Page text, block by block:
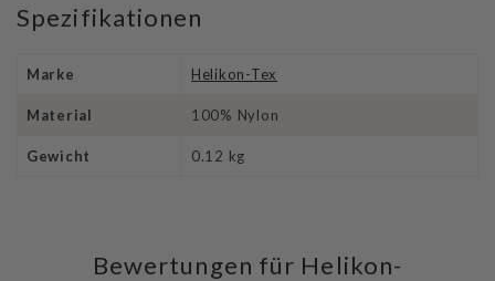
Spezifikationen
Marke Helikon-Tex
Material 100% Nylon
Gewicht 0.12 kg
Bewertungen für Helikon-